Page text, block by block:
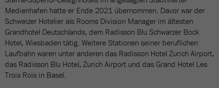
Medienhafen hatte er Ende 2021 übernommen. Davor war der
Schweizer Hotelier als Rooms Division Manager im ältesten
Grandhotel Deutschlands, dem Radisson Blu Schwarzer Bock
Hotel, Wiesbaden tätig. Weitere Stationen seiner beruflichen
Laufbahn waren unter anderen das Radisson Hotel Zurich Airport,
das Radisson Blu Hotel, Zurich Airport und das Grand Hotel Les
Trois Rois in Basel.